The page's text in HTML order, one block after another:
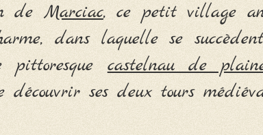
deMarciac, ce petit village
dans laquelle se
pittoresquecastelnau de
découvrir ses deux tours